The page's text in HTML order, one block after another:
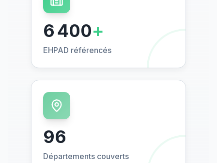
6 400+
EHPAD référencés
96
Départements couverts